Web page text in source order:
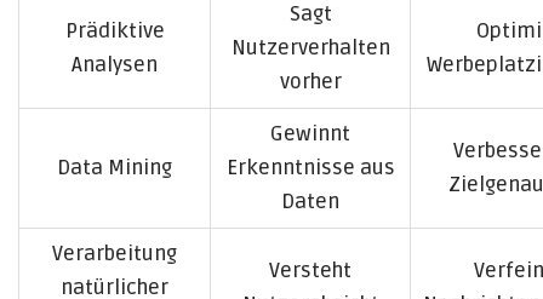
Prädiktive
Analysen
Sagt
Nutzerverhalten
vorher
Data Mining
Gewinnt
Erkenntnisse aus
Daten
Verarbeitung
natürlicher
Versteht